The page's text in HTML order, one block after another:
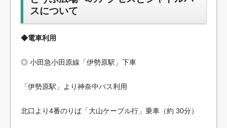
スについて
◆電車利用
◎ 小田急小田原線「伊勢原駅」下車
「伊勢原駅」より神奈中バス利用
北口より4番のりば「大山ケーブル行」乗車（約 30分）